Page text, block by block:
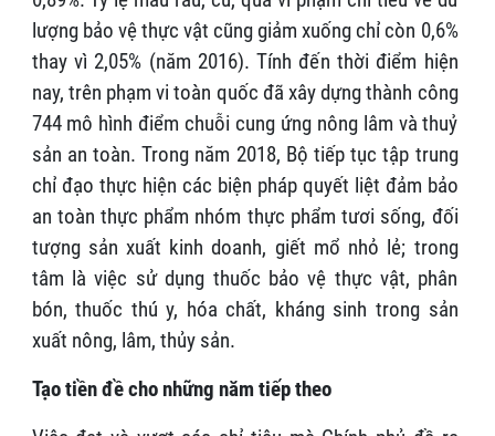
lượng bảo vệ thực vật cũng giảm xuống chỉ còn 0,6%
thay vì 2,05% (năm 2016). Tính đến thời điểm hiện
nay, trên phạm vi toàn quốc đã xây dựng thành công
744 mô hình điểm chuỗi cung ứng nông lâm và thuỷ
sản an toàn. Trong năm 2018, Bộ tiếp tục tập trung
chỉ đạo thực hiện các biện pháp quyết liệt đảm bảo
an toàn thực phẩm nhóm thực phẩm tươi sống, đối
tượng sản xuất kinh doanh, giết mổ nhỏ lẻ; trong
tâm là việc sử dụng thuốc bảo vệ thực vật, phân
bón, thuốc thú y, hóa chất, kháng sinh trong sản
xuất nông, lâm, thủy sản.
Tạo tiền đề cho những năm tiếp theo